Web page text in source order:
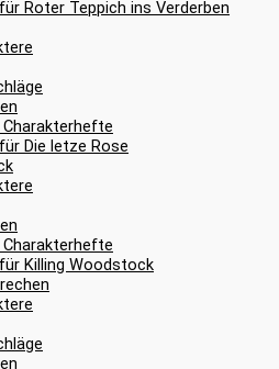
Roter Teppich ins Verderben
Die letze Rose
Killing Woodstock